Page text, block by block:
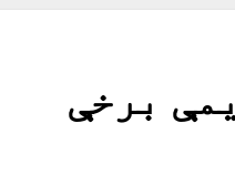
برخې